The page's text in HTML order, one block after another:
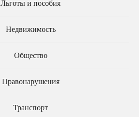
наркотиков на фасадах
Льготы и пособия
Недвижимость
Общество
Правонарушения
Транспорт